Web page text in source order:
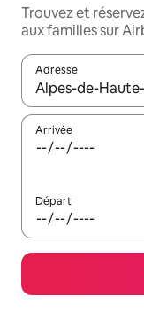
Trouvez et
aux familles sur
Adresse
Lorsque les
Arrivée
Départ